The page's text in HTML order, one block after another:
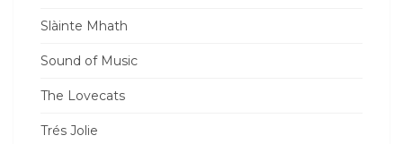
Slàinte Mhath
Sound of Music
The Lovecats
Trés Jolie